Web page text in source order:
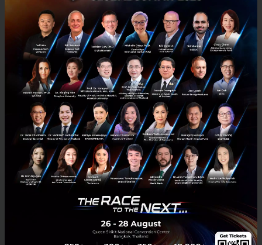
Tech & Biz wef-2026 world-economic-forum-2026
Chief Economists Outlook 2026
E-mail :contact@techsauce.co
Tel : 02-001-5375
Mobile : 06-4658-9500
Techsauce Media
About Techsauce